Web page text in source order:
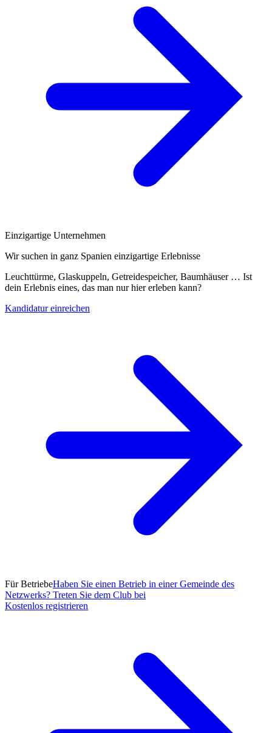
Einzigartige Unternehmen
Wir suchen in ganz Spanien einzigartige Erlebnisse
Leuchttürme, Glaskuppeln, Getreidespeicher, Baumhäuser … Ist
dein Erlebnis eines, das man nur hier erleben kann?
Kandidatur einreichen
Für BetriebeHaben Sie einen Betrieb in einer Gemeinde des
Netzwerks? Treten Sie dem Club bei
Kostenlos registrieren